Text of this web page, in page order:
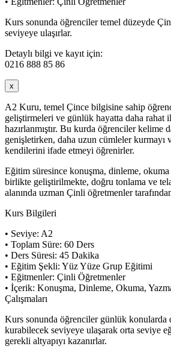
Kurs sonunda öğrenciler temel düzeyde
seviyeye ulaşırlar.
Detaylı bilgi ve kayıt için:
0216 888 85 86
x
A2 Kuru, temel Çince bilgisine sahip
geliştirmeleri ve günlük hayatta daha rahat
hazırlanmıştır. Bu kurda öğrenciler kelime
genişletirken, daha uzun cümleler kurmayı
kendilerini ifade etmeyi öğrenirler.
Eğitim süresince konuşma, dinleme,
birlikte geliştirilmekte, doğru tonlama ve
alanında uzman Çinli öğretmenler
Kurs Bilgileri
• Seviye: A2
• Toplam Süre: 60 Ders
• Ders Süresi: 45 Dakika
• Eğitim Şekli: Yüz Yüze Grup Eğitimi
• Eğitmenler: Çinli Öğretmenler
• İçerik: Konuşma, Dinleme, Okuma,
Çalışmaları
Kurs sonunda öğrenciler günlük konularda
kurabilecek seviyeye ulaşarak orta seviye
gerekli altyapıyı kazanırlar.